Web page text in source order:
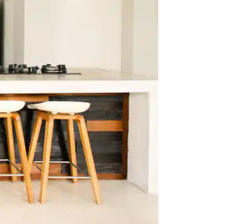
do teclado ou tocando e deslizando o dedo na tela.